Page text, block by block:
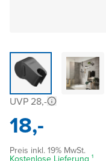
UVP 28,-
18,-
Preis inkl. 19% MwSt.